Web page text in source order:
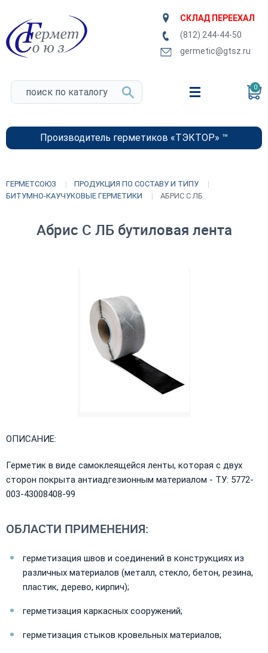
СКЛАД ПЕРЕЕХАЛ
(812) 244-44-50
germetic@gtsz.ru
0
Производитель герметиков «ТЭКТОР» ™
ГЕРМЕТСОЮЗ
ПРОДУКЦИЯ ПО СОСТАВУ И ТИПУ
БИТУМНО-КАУЧУКОВЫЕ ГЕРМЕТИКИ
АБРИС С ЛБ
Абрис С ЛБ бутиловая лента
ОПИСАНИЕ:
Герметик в виде самоклеящейся ленты, которая с двух
сторон покрыта антиадгезионным материалом - ТУ: 5772-
003-43008408-99
ОБЛАСТИ ПРИМЕНЕНИЯ:
герметизация швов и соединений в конструкциях из
различных материалов (металл, стекло, бетон, резина,
пластик, дерево, кирпич);
герметизация каркасных сооружений;
герметизация стыков кровельных материалов;